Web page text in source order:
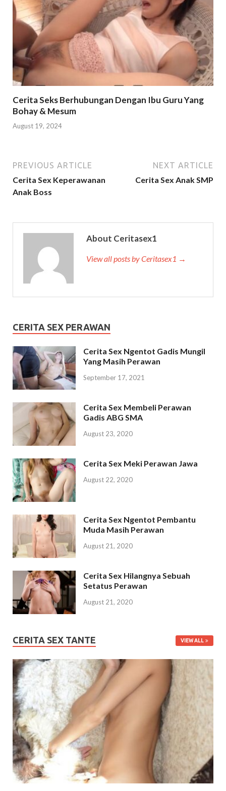
Cerita Seks Berhubungan Dengan Ibu Guru Yang
Bohay & Mesum
August 19, 2024
PREVIOUS ARTICLE
Cerita Sex Keperawanan
Anak Boss
NEXT ARTICLE
Cerita Sex Anak SMP
About Ceritasex1
View all posts by Ceritasex1 →
CERITA SEX PERAWAN
Cerita Sex Ngentot Gadis Mungil
Yang Masih Perawan
September 17, 2021
Cerita Sex Membeli Perawan
Gadis ABG SMA
August 23, 2020
Cerita Sex Meki Perawan Jawa
August 22, 2020
Cerita Sex Ngentot Pembantu
Muda Masih Perawan
August 21, 2020
Cerita Sex Hilangnya Sebuah
Setatus Perawan
August 21, 2020
CERITA SEX TANTE VIEW ALL